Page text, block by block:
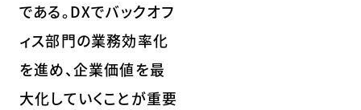
である。DXでバックオフ
ィス部門の業務効率化
を進め、企業価値を最
大化していくことが重要